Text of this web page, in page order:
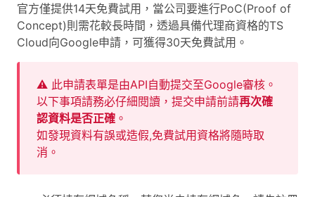
官方僅提供14天免費試用，當公司要進行PoC(Proof of
Concept)則需花較長時間，透過具備代理商資格的TS
Cloud向Google申請，可獲得30天免費試用。
⚠ 此申請表單是由API自動提交至Google審核。
以下事項請務必仔細閱讀，提交申請前請再次確
認資料是否正確 。
如發現資料有誤或造假,免費試用資格將隨時取
消。